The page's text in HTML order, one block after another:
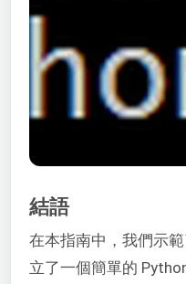
結語
在本指南中，我們示
立了一個簡單的